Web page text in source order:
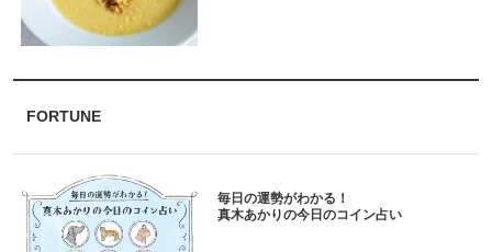
FORTUNE
毎日の運勢がわかる！